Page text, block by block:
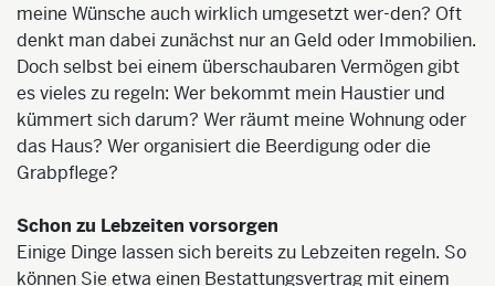
meine Wünsche auch wirklich umgesetzt wer-den? Oft
denkt man dabei zunächst nur an Geld oder Immobilien.
Doch selbst bei einem überschaubaren Vermögen gibt
es vieles zu regeln: Wer bekommt mein Haustier und
kümmert sich darum? Wer räumt meine Wohnung oder
das Haus? Wer organisiert die Beerdigung oder die
Grabpflege?
Schon zu Lebzeiten vorsorgen
Einige Dinge lassen sich bereits zu Lebzeiten regeln. So
können Sie etwa einen Bestattungsvertrag mit einem